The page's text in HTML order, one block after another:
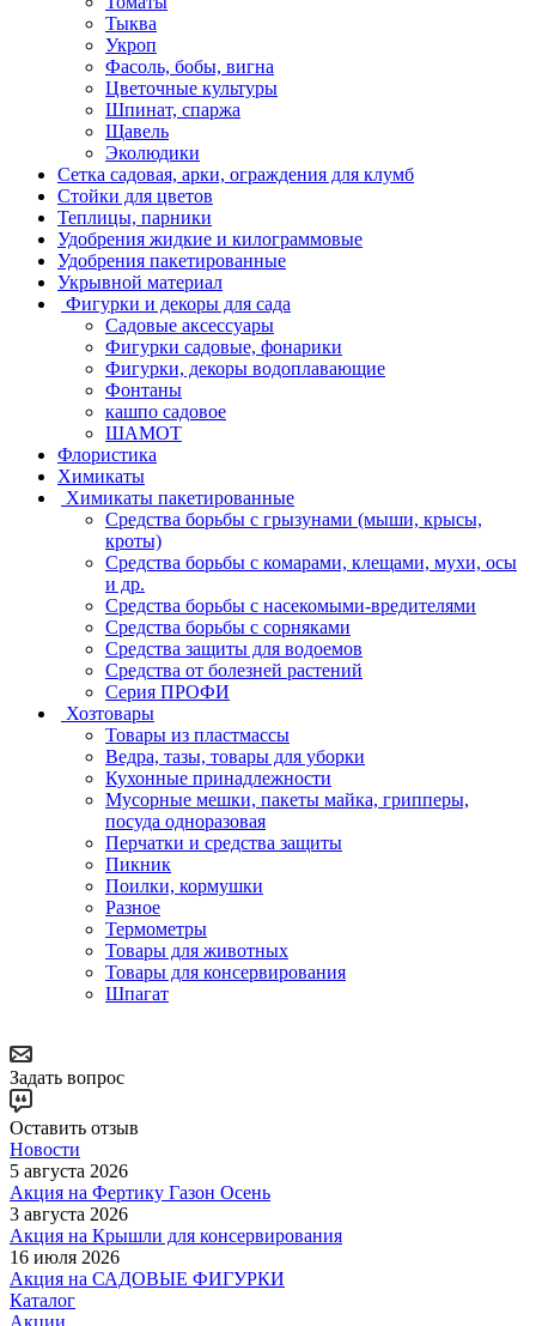
Тыква
Укроп
Фасоль, бобы, вигна
Цветочные культуры
Шпинат, спаржа
Щавель
Эколюдики
Сетка садовая, арки, ограждения для клумб
Стойки для цветов
Теплицы, парники
Удобрения жидкие и килограммовые
Удобрения пакетированные
Укрывной материал
Фигурки и декоры для сада
Садовые аксессуары
Фигурки садовые, фонарики
Фигурки, декоры водоплавающие
Фонтаны
кашпо садовое
ШАМОТ
Флористика
Химикаты
Химикаты пакетированные
Средства борьбы с грызунами (мыши, крысы,
кроты)
Средства борьбы с комарами, клещами, мухи, осы
и др.
Средства борьбы с насекомыми-вредителями
Средства борьбы с сорняками
Средства защиты для водоемов
Средства от болезней растений
Серия ПРОФИ
Хозтовары
Товары из пластмассы
Ведра, тазы, товары для уборки
Кухонные принадлежности
Мусорные мешки, пакеты майка, грипперы,
посуда одноразовая
Перчатки и средства защиты
Пикник
Поилки, кормушки
Разное
Термометры
Товары для животных
Товары для консервирования
Шпагат
Задать вопрос
Оставить отзыв
Новости
5 августа 2026
Акция на Фертику Газон Осень
3 августа 2026
Акция на Крышли для консервирования
16 июля 2026
Акция на САДОВЫЕ ФИГУРКИ
Каталог
Акции